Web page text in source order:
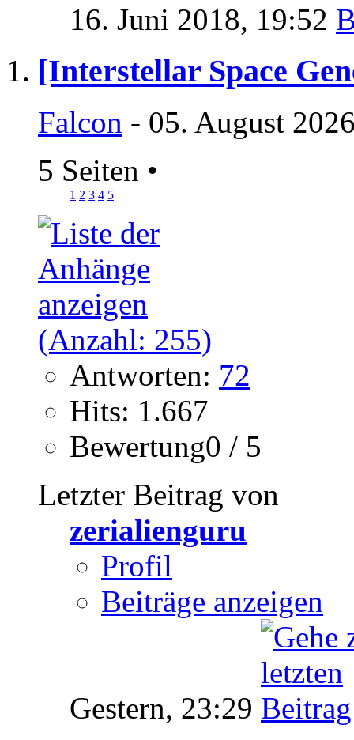
16. Juni 2018, 19:52
[Interstellar Space
Falcon - 05. August
5 Seiten •
1 2 3 4 5
Antworten: 72
Hits: 1.667
Bewertung0 / 5
Letzter Beitrag von
zerialienguru
Profil
Beiträge anzeigen
Gestern, 23:29